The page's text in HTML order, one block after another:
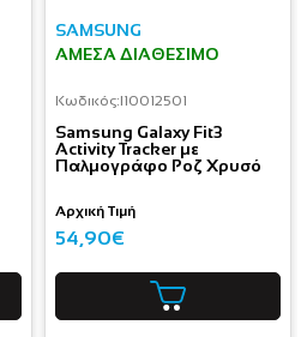
SAMSUNG
ΆΜΕΣΑ ΔΙΑΘΈΣΙΜΟ
Κωδικός:I10012501
Samsung Galaxy Fit3
Activity Tracker με
Παλμογράφο Ροζ Χρυσό
Αρχική Τιμή
54,90€